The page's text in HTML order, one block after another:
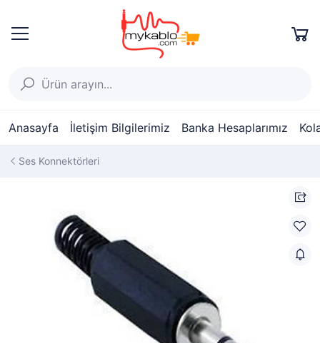
Anasayfa İletişim Bilgilerimiz Banka Hesaplarımız
Ses Konnektörleri